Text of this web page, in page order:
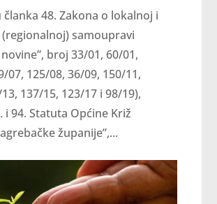
članka 48. Zakona o lokalnoj i
samoupravi
broj 33/01, 60/01,
07, 125/08, 36/09, 150/11,
137/15, 123/17 i 98/19),
i 94. Statuta Općine Križ
županije”,...